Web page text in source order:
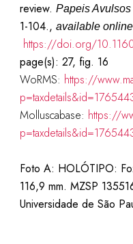
review. Papeis
1-104., available
https://doi.org/
page(s): 27, fig. 16
WoRMS: https://
Molluscabase: https://
Foto A: HOLÓTIPO:
116,9 mm. MZSP
Universidade de São